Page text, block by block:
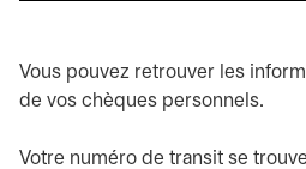
Vous pouvez retrouver les
de vos chèques personnels.
Votre numéro de transit se